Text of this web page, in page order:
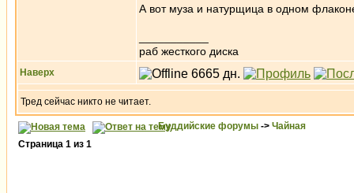
А вот муза и натурщица в одном
раб жесткого диска
Наверх
Тред сейчас никто не читает.
Буддийские форумы -> Чайная
Страница 1 из 1